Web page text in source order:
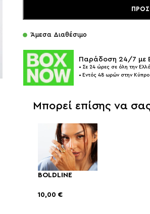
Άμεσα Διαθέσιμο
Παράδοση 24/7 με
• Σε 24 ώρες σε όλη την
• Εντός 48 ωρών στην Κύπρο
Μπορεί επίσης να
BOLDLINE
10,00 €